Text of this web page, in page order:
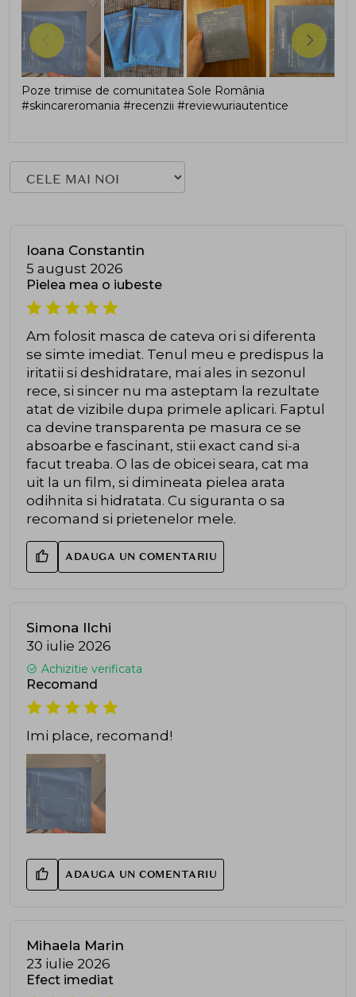
Poze trimise de comunitatea Sole România
#skincareromania #recenzii #reviewuriautentice
Ioana Constantin
5 august 2026
Pielea mea o iubeste
Am folosit masca de cateva ori si diferenta
se simte imediat. Tenul meu e predispus la
iritatii si deshidratare, mai ales in sezonul
rece, si sincer nu ma asteptam la rezultate
atat de vizibile dupa primele aplicari. Faptul
ca devine transparenta pe masura ce se
absoarbe e fascinant, stii exact cand si-a
facut treaba. O las de obicei seara, cat ma
uit la un film, si dimineata pielea arata
odihnita si hidratata. Cu siguranta o sa
recomand si prietenelor mele.
ADAUGA UN COMENTARIU
Simona Ilchi
30 iulie 2026
Achizitie verificata
Recomand
Imi place, recomand!
ADAUGA UN COMENTARIU
Mihaela Marin
23 iulie 2026
Efect imediat